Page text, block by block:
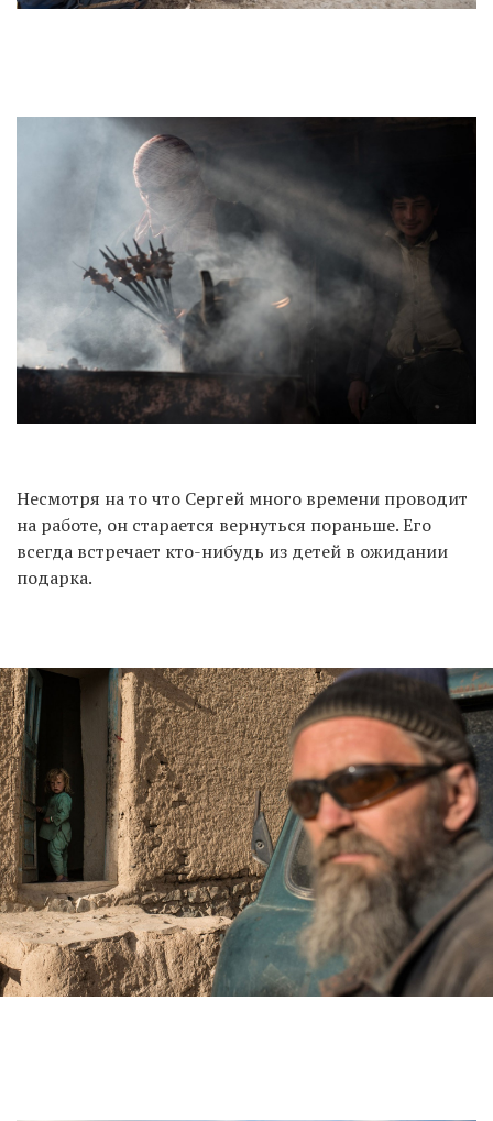
Несмотря на то что Сергей много времени проводит
на работе, он старается вернуться пораньше. Его
всегда встречает кто-нибудь из детей в ожидании
подарка.